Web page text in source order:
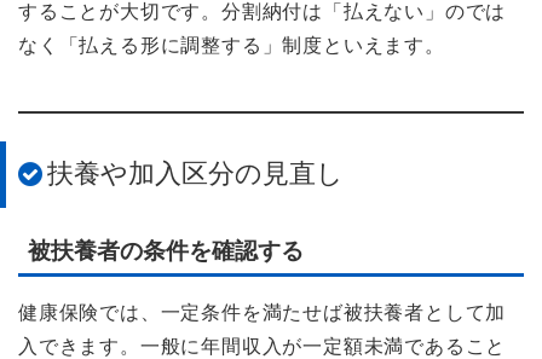
することが大切です。分割納付は「払えない」のでは
なく「払える形に調整する」制度といえます。
扶養や加入区分の見直し
被扶養者の条件を確認する
健康保険では、一定条件を満たせば被扶養者として加
入できます。一般に年間収入が一定額未満であること